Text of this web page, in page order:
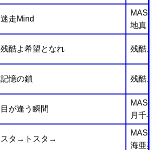
迷走Mind
地真
残酷よ希望となれ 残酷
記憶の鎖 残酷
目が逢う瞬間
月千
スタ→トスタ→
海亜